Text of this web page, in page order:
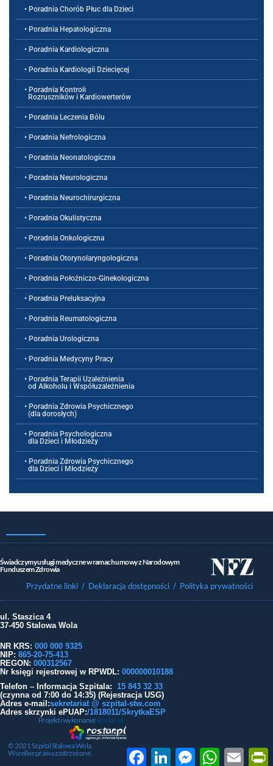
• Poradnia Chorób Płuc dla Dzieci
• Poradnia Hepatologiczna
• Poradnia Kardiologiczna
• Poradnia Kardiologii Dziecięcej
• Poradnia Kontroli
Rozruszników i Kardiowerterów
• Poradnia Leczenia Bólu
• Poradnia Nefrologiczna
• Poradnia Neonatologiczna
• Poradnia Neurologiczna
• Poradnia Neurochirurgiczna
• Poradnia Okulistyczna
• Poradnia Onkologiczna
• Poradnia Otorynolaryngologiczna
• Poradnia Położniczo-Ginekologiczna
• Poradnia Preluksacyjna
• Poradnia Reumatologiczna
• Poradnia Urologiczna
• Poradnia Medycyny Pracy
• Poradnia Terapii Uzależnienia
od Alkoholu i Współuzależnienia
• Poradnia Zdrowia Psychicznego
(dla dorosłych)
• Poradnia Psychologiczna
dla Dzieci i Młodzieży
• Poradnia Zdrowia Psychicznego
dla Dzieci i Młodzieży
Świadczymy usługi medyczne w ramach umowy z Narodowym
Funduszem Zdrowia
Przydatne linki / Deklaracja dostępności / Polityka prywatności
ul. Staszica 4
37-450 Stalowa Wola
NR KRS: 000 000 9325
NIP: 865-20-75-413
REGON: 000312567
Nr księgi rejestrowej w RPWDL: 000000010188
Telefon – Informacja Szpitala: 15 843 32 33
(czynna od 7:00 do 14:35) (Rejestracja USG)
Adres e-mail:sekretariat @ szpital-stw.com
Adres skrzynki ePUAP:/1818011/SkrytkaESP
Projekt i wykonanie: Rostar.pl
© 2021 Szpital Stalowa Wola.
Wszelkie prawa zastrzeżone.
FacebookLinkedInMessengerWhatsApp
Email